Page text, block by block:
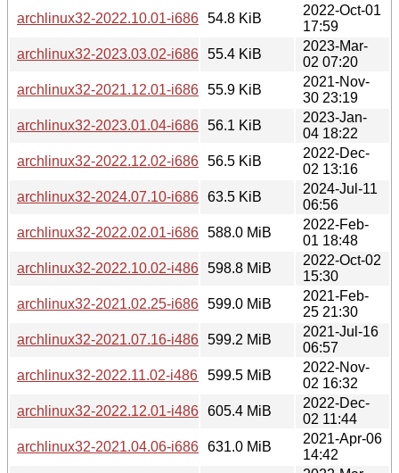
archlinux32-2022.10.01-i686.iso.torrent
54.8 KiB
2022-Oct-01
17:59
archlinux32-2023.03.02-i686.iso.torrent
55.4 KiB
2023-Mar-
02 07:20
archlinux32-2021.12.01-i686.iso.torrent
55.9 KiB
2021-Nov-
30 23:19
archlinux32-2023.01.04-i686.iso.torrent
56.1 KiB
2023-Jan-
04 18:22
archlinux32-2022.12.02-i686.iso.torrent
56.5 KiB
2022-Dec-
02 13:16
archlinux32-2024.07.10-i686.iso.torrent
63.5 KiB
2024-Jul-11
06:56
archlinux32-2022.02.01-i686.iso588.0 MiB
2022-Feb-
01 18:48
archlinux32-2022.10.02-i486.iso598.8 MiB
2022-Oct-02
15:30
archlinux32-2021.02.25-i686.iso599.0 MiB
2021-Feb-
25 21:30
archlinux32-2021.07.16-i486.iso599.2 MiB
2021-Jul-16
06:57
archlinux32-2022.11.02-i486.iso599.5 MiB
2022-Nov-
02 16:32
archlinux32-2022.12.01-i486.iso605.4 MiB
2022-Dec-
02 11:44
archlinux32-2021.04.06-i686.iso631.0 MiB
2021-Apr-06
14:42